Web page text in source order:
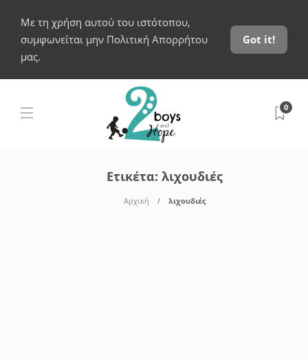
Με τη χρήση αυτού του ιστότοπου,
συμφωνείται μην Πολιτική Απορρήτου
μας.
Got it!
0
Ετικέτα: λιχουδιές
Αρχική λιχουδιές